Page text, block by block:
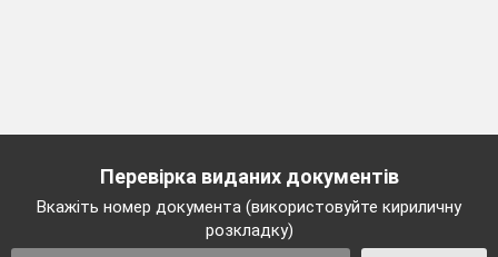
Перевірка виданих документів
Вкажіть номер документа (використовуйте кириличну
розкладку)